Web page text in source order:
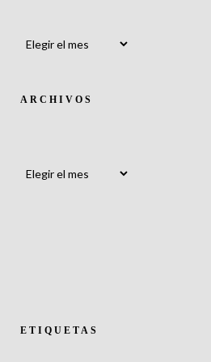
ARCHIVOS
ETIQUETAS